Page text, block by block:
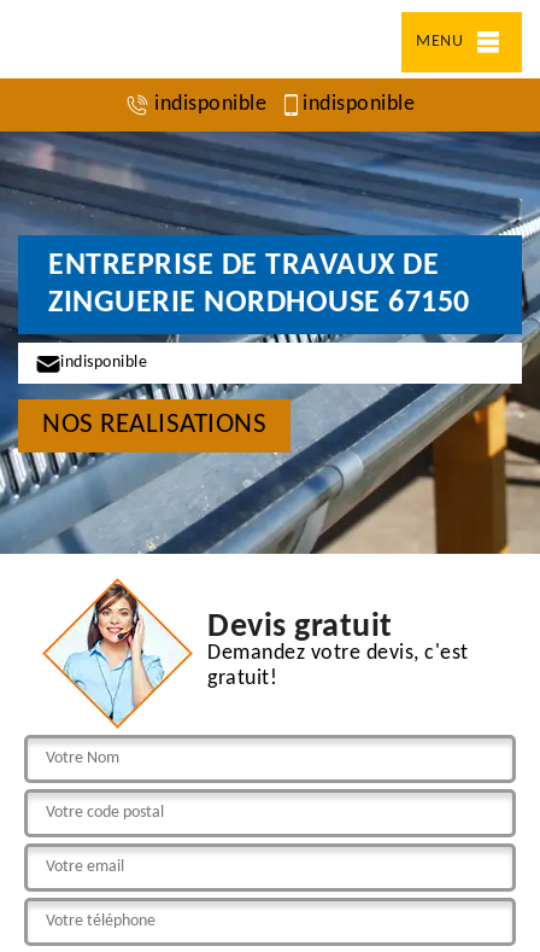
MENU
indisponible indisponible
ENTREPRISE DE TRAVAUX DE
ZINGUERIE NORDHOUSE 67150
indisponible
NOS REALISATIONS
Devis gratuit
Demandez votre devis, c'est
gratuit!